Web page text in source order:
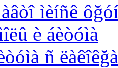
ìèíñê
è áèòóìà
ñ